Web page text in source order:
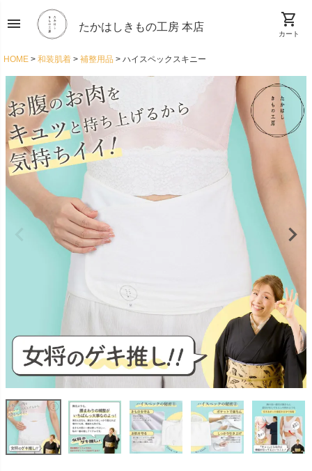
menu たかはしきもの工房 本店 shopping_cart
カート
HOME 和装肌着 補整用品 ハイスペックスキニー